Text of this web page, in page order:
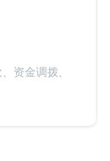
资金调拨、